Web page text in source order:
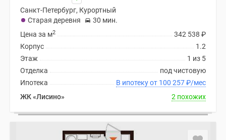
Санкт-Петербург, Курортный
Старая деревня
30 мин.
342 538 ₽
Цена за м2
1.2
Корпус
1 из 5
Этаж
под чистовую
Отделка
В ипотеку от 100 257₽/мес
Ипотека
ЖК «Лисино»
2 похожих